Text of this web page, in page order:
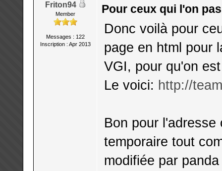
Friton94
Member
Messages : 122
Inscription : Apr 2013
Pour ceux qui l'on
Donc voilà pour
page en html pour
VGI, pour qu'on
Le voici: http://
Bon pour
temporaire tout
modifiée par